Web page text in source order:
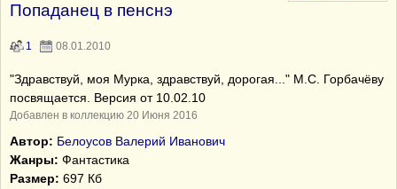
Попаданец в пенснэ
1 08.01.2010
"Здравствуй, моя Мурка, здравствуй, дорогая..." М.С. Горбачёву
посвящается. Версия от 10.02.10
Добавлен в коллекцию 20 Июня 2016
Автор: Белоусов Валерий Иванович
Жанры: Фантастика
Размер: 697 Кб